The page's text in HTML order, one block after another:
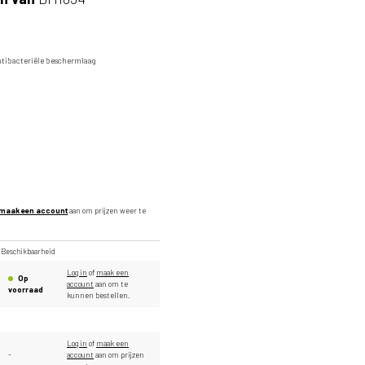
beschermlaag
een accountaan om prijzen weer te
Beschikbaarheid
Op
voorraad
Log in of maak een
account aan om te
kunnen bestellen.
-
Log in of maak een
account aan om prijzen